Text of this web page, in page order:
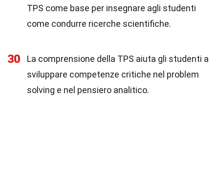
TPS come base per insegnare agli studenti
come condurre ricerche scientifiche.
30
La comprensione della TPS aiuta gli studenti a
sviluppare competenze critiche nel problem
solving e nel pensiero analitico.